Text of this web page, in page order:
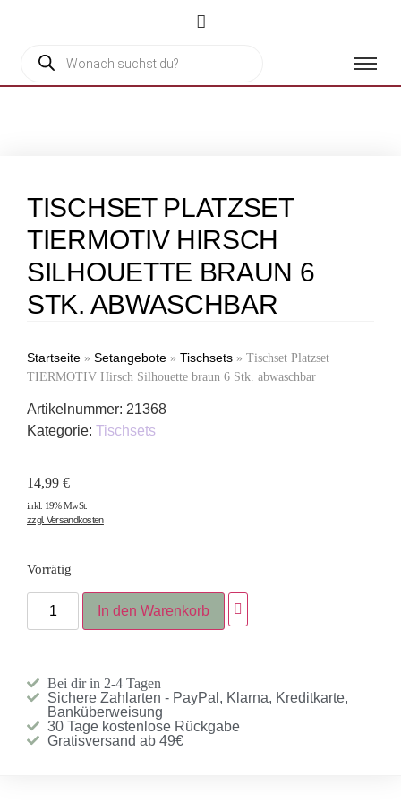
TISCHSET PLATZSET
TIERMOTIV HIRSCH
SILHOUETTE BRAUN 6
STK. ABWASCHBAR
Startseite » Setangebote » Tischsets » Tischset Platzset
TIERMOTIV Hirsch Silhouette braun 6 Stk. abwaschbar
Artikelnummer: 21368
Kategorie: Tischsets
14,99 €
inkl. 19% MwSt.
zzgl. Versandkosten
Vorrätig
In den Warenkorb
Bei dir in 2-4 Tagen
Sichere Zahlarten - PayPal, Klarna, Kreditkarte,
Banküberweisung
30 Tage kostenlose Rückgabe
Gratisversand ab 49€